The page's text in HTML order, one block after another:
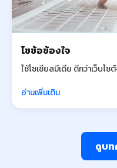
ไขข้อข้องใจ
ใช้โซเชียลมีเดีย ดีกว่าเว็บไซ
อ่านเพิ่มเติม
ดูบท